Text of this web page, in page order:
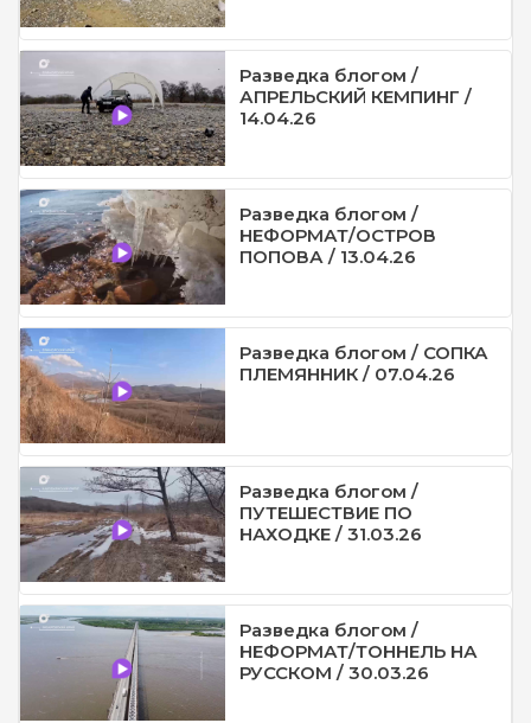
Разведка блогом /
АПРЕЛЬСКИЙ КЕМПИНГ /
14.04.26
Разведка блогом /
НЕФОРМАТ/ОСТРОВ
ПОПОВА / 13.04.26
Разведка блогом / СОПКА
ПЛЕМЯННИК / 07.04.26
Разведка блогом /
ПУТЕШЕСТВИЕ ПО
НАХОДКЕ / 31.03.26
Разведка блогом /
НЕФОРМАТ/ТОННЕЛЬ НА
РУССКОМ / 30.03.26